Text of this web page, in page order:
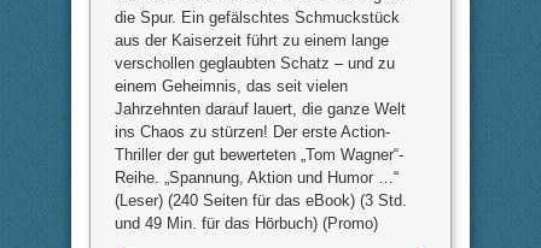
die Spur. Ein gefälschtes Schmuckstück
aus der Kaiserzeit führt zu einem lange
verschollen geglaubten Schatz – und zu
einem Geheimnis, das seit vielen
Jahrzehnten darauf lauert, die ganze Welt
ins Chaos zu stürzen! Der erste Action-
Thriller der gut bewerteten „Tom Wagner“-
Reihe. „Spannung, Aktion und Humor …“
(Leser) (240 Seiten für das eBook) (3 Std.
und 49 Min. für das Hörbuch) (Promo)